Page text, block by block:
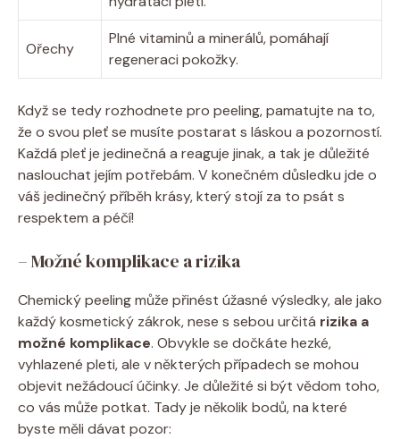
Ořechy
Plné vitaminů a minerálů, pomáhají
regeneraci pokožky.
Když se tedy rozhodnete pro peeling, pamatujte na to,
že o svou pleť se musíte postarat s láskou a pozorností.
Každá pleť je jedinečná a reaguje jinak, a tak je důležité
naslouchat jejím potřebám. V konečném důsledku jde o
váš jedinečný příběh krásy, který stojí za to psát s
respektem a péčí!
– Možné komplikace a rizika
Chemický peeling může přinést úžasné výsledky, ale jako
každý kosmetický zákrok, nese s sebou určitá rizika a
možné komplikace. Obvykle se dočkáte hezké,
vyhlazené pleti, ale v některých případech se mohou
objevit nežádoucí účinky. Je důležité si být vědom toho,
co vás může potkat. Tady je několik bodů, na které
byste měli dávat pozor: